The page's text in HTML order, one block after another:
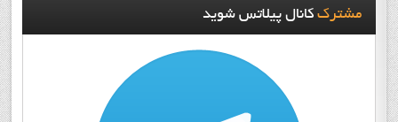
مشترککانال پيلاتس شويد